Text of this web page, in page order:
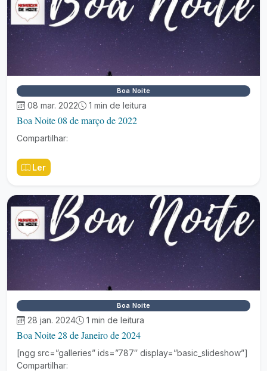
Boa Noite
08 mar. 2022 1 min de leitura
Boa Noite 08 de março de 2022
Compartilhar:
Ler
Boa Noite
28 jan. 2024 1 min de leitura
Boa Noite 28 de Janeiro de 2024
[ngg src=”galleries” ids=”787″ display=”basic_slideshow”]
Compartilhar: